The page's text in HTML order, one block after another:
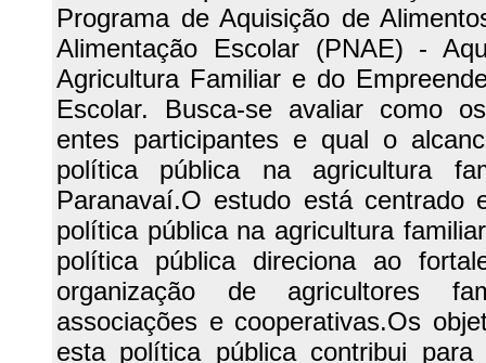
Programa de Aquisição de
Alimentação Escolar (PNAE) -
Agricultura Familiar e do
Escolar. Busca-se avaliar como
entes participantes e qual o
política pública na agricultura
Paranavaí.O estudo está centrado
política pública na agricultura
política pública direciona ao
organização de agricultores
associações e cooperativas.Os
esta política pública contribui